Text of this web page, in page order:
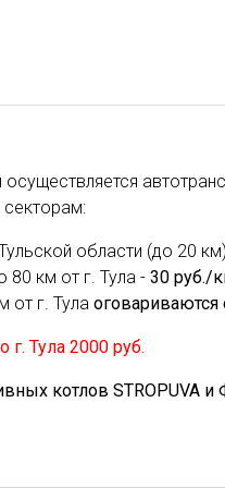
секторам:
области (до 20
80 км от г. Тула - 30 руб./
от г. Тула оговариваются
Тула 2000 руб.
котлов STROPUVA и